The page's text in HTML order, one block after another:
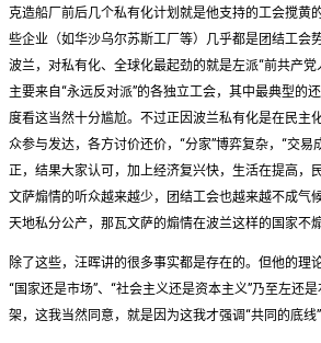
克造船厂前后几个私有化计划就是他支持的工会搅黄
些企业（如华沙乌尔苏斯工厂等）几乎都是团结工会
波兰，对私有化、全球化最起劲的就是左派“前共产党
主要来自“永远反对派”的各独立工会，其中最典型的
度看这当然十分尴尬。不过正因波兰私有化是在民主
众参与发达，各方讨价还价，“分家”博弈复杂，“交易
正，结果大家认可，加上经济复兴快，生活在提高，
文萨煽情的听众越来越少，团结工会也越来越不成气
天地私分公产，那瓦文萨的煽情在波兰这样的国家不
除了这些，汪晖讲的很多事实都是存在的。但他的理
“国家还是市场”、“社会主义还是资本主义”乃至左还
架，这我当然同意，就是因为这我才强调“共同的底线”